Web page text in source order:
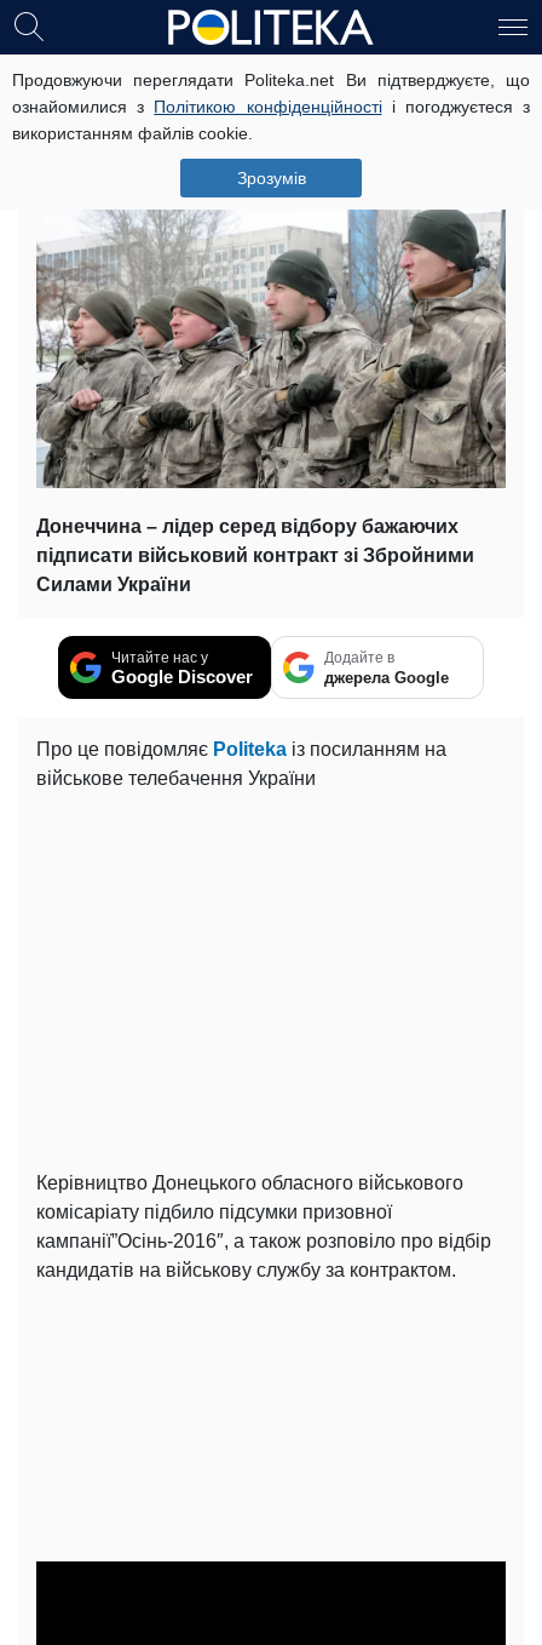
Продовжуючи переглядати Politeka.net Ви підтверджуєте, що
ознайомилися з Політикою конфіденційностіі погоджуєтеся з
використанням файлів cookie.
Зрозумів
Донеччани вразили масовим
бажанням служити в ЗСУ (відео)
Донеччина – лідер серед відбору бажаючих
підписати військовий контракт зі Збройними
Силами України
Читайте нас у
Google Discover
Додайте в
джерела Google
Про це повідомляє Politeka із посиланням на
військове телебачення України
Керівництво Донецького обласного військового
комісаріату підбило підсумки призовної
кампанії”Осінь-2016″, а також розповіло про відбір
кандидатів на військову службу за контрактом.